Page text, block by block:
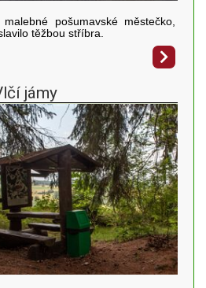
pošumavské městečko,
těžbou stříbra.
jámy